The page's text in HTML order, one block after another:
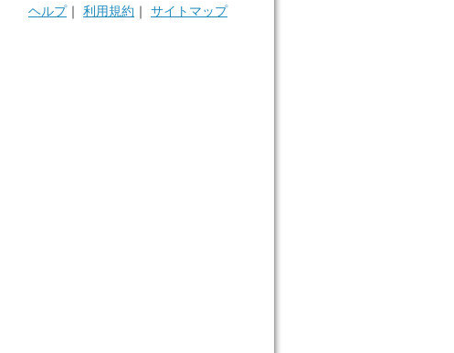
ヘルプ｜ 利用規約 ｜ サイトマップ